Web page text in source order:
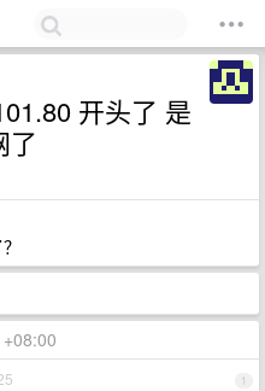
开头了 是
了
1